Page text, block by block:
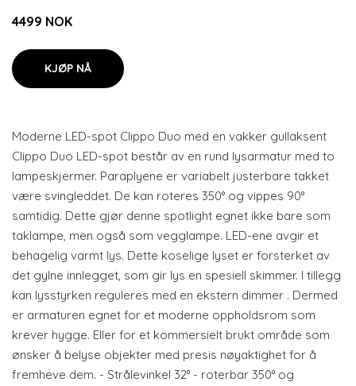
4499 NOK
KJØP NÅ
Moderne LED-spot Clippo Duo med en vakker gullaksent
Clippo Duo LED-spot består av en rund lysarmatur med to
lampeskjermer. Paraplyene er variabelt justerbare takket
være svingleddet. De kan roteres 350° og vippes 90°
samtidig. Dette gjør denne spotlight egnet ikke bare som
taklampe, men også som vegglampe. LED-ene avgir et
behagelig varmt lys. Dette koselige lyset er forsterket av
det gylne innlegget, som gir lys en spesiell skimmer. I tillegg
kan lysstyrken reguleres med en ekstern dimmer . Dermed
er armaturen egnet for et moderne oppholdsrom som
krever hygge. Eller for et kommersielt brukt område som
ønsker å belyse objekter med presis nøyaktighet for å
fremheve dem. - Strålevinkel 32° - roterbar 350° og